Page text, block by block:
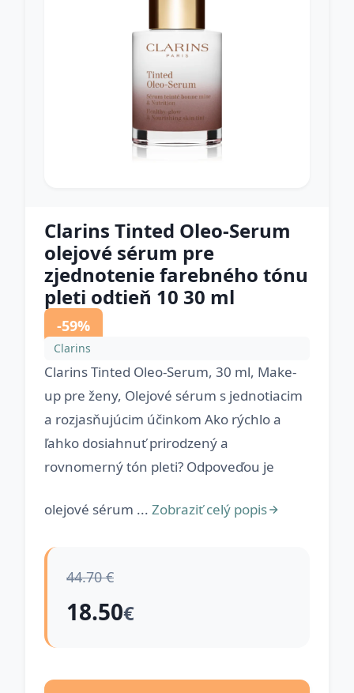
Clarins Tinted Oleo-Serum
olejové sérum pre
zjednotenie farebného tónu
pleti odtieň 10 30 ml
-59%
Clarins
Clarins Tinted Oleo-Serum, 30 ml, Make-
up pre ženy, Olejové sérum s jednotiacim
a rozjasňujúcim účinkom Ako rýchlo a
ľahko dosiahnuť prirodzený a
rovnomerný tón pleti? Odpoveďou je
olejové sérum ... Zobraziť celý popis
44.70 €
18.50€